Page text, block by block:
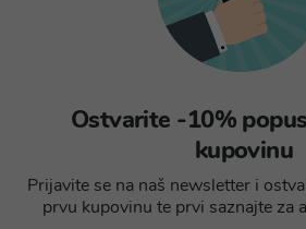
Ostvarite -10%
kupovinu
Prijavite se na naš newsletter i
prvu kupovinu te prvi saznajte za